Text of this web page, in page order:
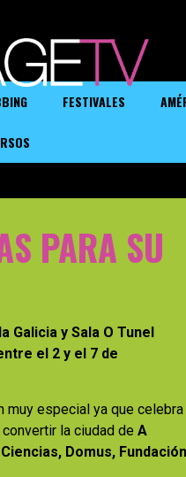
FESTIVALES
PARA SU
Galicia y Sala O Tunel
el 2 y el 7 de
muy especial ya que celebra
la ciudad de A
Domus, Fundación